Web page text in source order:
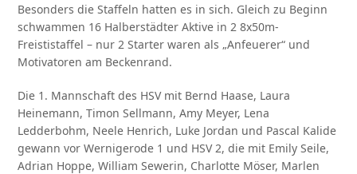
Besonders die Staffeln hatten es in sich. Gleich zu Beginn
schwammen 16 Halberstädter Aktive in 2 8x50m-
Freististaffel – nur 2 Starter waren als „Anfeuerer“ und
Motivatoren am Beckenrand.
Die 1. Mannschaft des HSV mit Bernd Haase, Laura
Heinemann, Timon Sellmann, Amy Meyer, Lena
Ledderbohm, Neele Henrich, Luke Jordan und Pascal Kalide
gewann vor Wernigerode 1 und HSV 2, die mit Emily Seile,
Adrian Hoppe, William Sewerin, Charlotte Möser, Marlen